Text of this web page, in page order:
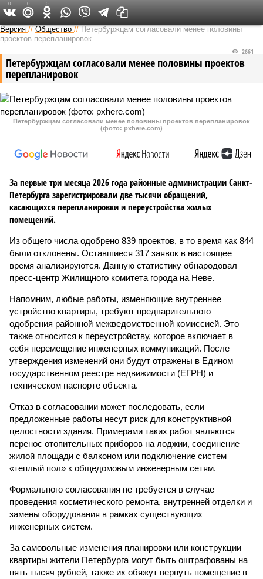
Версия на Неве
Версия //Общество //Петербуржцам согласовали менее половины
проектов перепланировок
Петербуржцам согласовали менее половины проектов
перепланировок
2661
Петербуржцам согласовали менее половины проектов перепланировок
(фото: pxhere.com)
За первые три месяца 2026 года районные администрации Санкт-
Петербурга зарегистрировали две тысячи обращений,
касающихся перепланировки и переустройства жилых
помещений.
Из общего числа одобрено 839 проектов, в то время как 844
были отклонены. Оставшиеся 317 заявок в настоящее
время анализируются. Данную статистику обнародовал
пресс-центр Жилищного комитета города на Неве.
Напомним, любые работы, изменяющие внутреннее
устройство квартиры, требуют предварительного
одобрения районной межведомственной комиссией. Это
также относится к переустройству, которое включает в
себя перемещение инженерных коммуникаций. После
утверждения изменений они будут отражены в Едином
государственном реестре недвижимости (ЕГРН) и
техническом паспорте объекта.
Отказ в согласовании может последовать, если
предложенные работы несут риск для конструктивной
целостности здания. Примерами таких работ являются
перенос отопительных приборов на лоджии, соединение
жилой площади с балконом или подключение систем
«теплый пол» к общедомовым инженерным сетям.
Формального согласования не требуется в случае
проведения косметического ремонта, внутренней отделки и
замены оборудования в рамках существующих
инженерных систем.
За самовольные изменения планировки или конструкции
квартиры жители Петербурга могут быть оштрафованы на
пять тысяч рублей, также их обяжут вернуть помещение в
0 0 0